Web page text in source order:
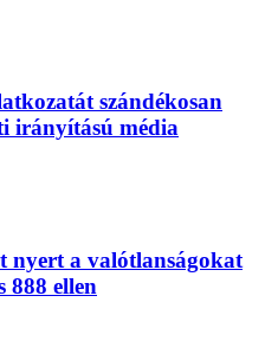
szándékosan
irányítású média
nyert a valótlanságokat
888 ellen